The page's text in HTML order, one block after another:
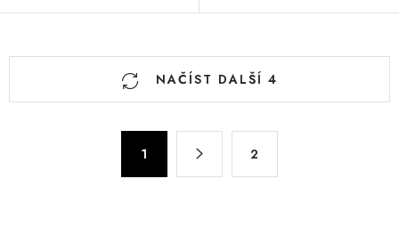
O
NAČÍST DALŠÍ 4
1 2